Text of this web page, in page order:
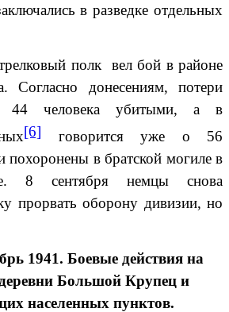
в разведке отдельных
полк вел бой в районе
Согласно донесениям, потери
44 человека убитыми, а в
[6] говорится уже о 56
в братской могиле в
8 сентября немцы снова
прорвать оборону дивизии, но
1941. Боевые действия на
Большой Крупец и
населенных пунктов.